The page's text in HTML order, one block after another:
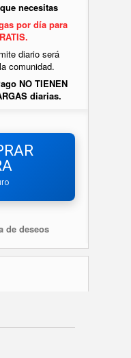
necesitas
por día para
diario será
comunidad.
NO TIENEN
diarias.
de deseos